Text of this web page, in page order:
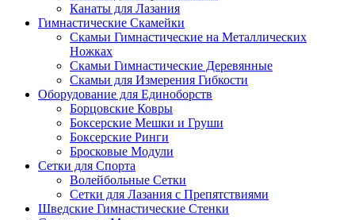
Канаты для Лазания
Гимнастические Скамейки
Скамьи Гимнастические на Металлических
Ножках
Скамьи Гимнастические Деревянные
Скамьи для Измерения Гибкости
Оборудование для Единоборств
Борцовские Ковры
Боксерские Мешки и Груши
Боксерские Ринги
Бросковые Модули
Сетки для Спорта
Волейбольные Сетки
Сетки для Лазания с Препятствиями
Шведские Гимнастические Стенки